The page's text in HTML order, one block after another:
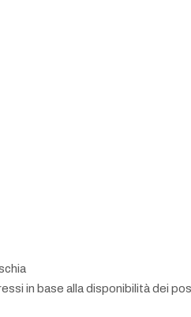
in base alla disponibilità dei